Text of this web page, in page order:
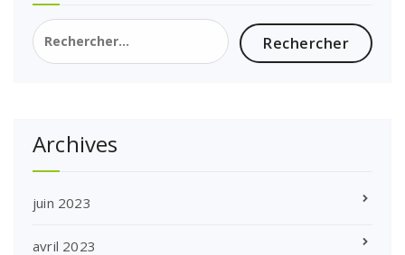
Rechercher :
Archives
juin 2023
avril 2023